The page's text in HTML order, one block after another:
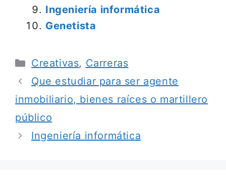
Ingeniería informática
Genetista
Categorías
Creativas, Carreras
Que estudiar para ser agente
inmobiliario, bienes raíces o martillero
público
Ingeniería informática